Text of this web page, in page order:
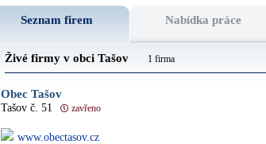
Seznam firem Nabídka práce
Živé firmy v obci Tašov 1 firma
Obec Tašov
Tašov č. 51 zavřeno
www.obectasov.cz